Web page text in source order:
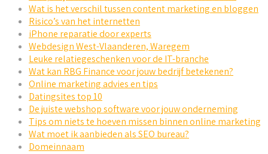
Wat is het verschil tussen content marketing en bloggen
Risico’s van het internetten
iPhone reparatie door experts
Webdesign West-Vlaanderen, Waregem
Leuke relatiegeschenken voor de IT-branche
Wat kan RBG Finance voor jouw bedrijf betekenen?
Online marketing advies en tips
Datingsites top 10
De juiste webshop software voor jouw onderneming
Tips om niets te hoeven missen binnen online marketing
Wat moet ik aanbieden als SEO bureau?
Domeinnaam